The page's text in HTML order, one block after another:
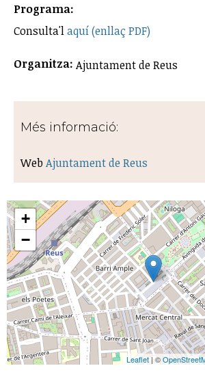
Programa:
Consulta'laquí (enllaç PDF)
Organitza: Ajuntament de Reus
Més informació:
Web Ajuntament de Reus
+
−
Leaflet | ©